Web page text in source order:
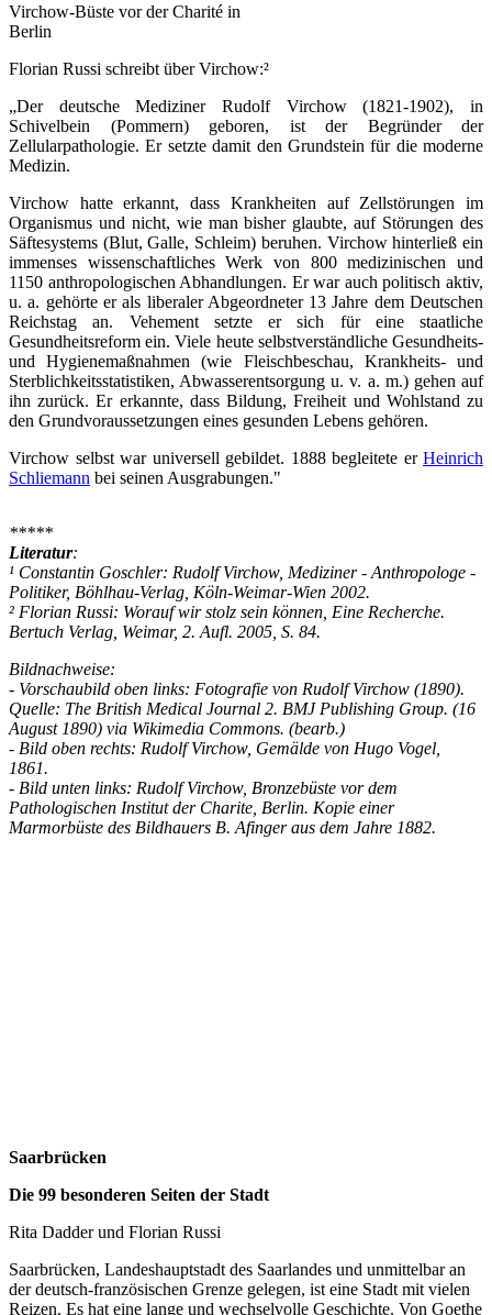
Virchow-Büste vor der Charité in
Berlin
Florian Russi schreibt über Virchow:²
„Der deutsche Mediziner Rudolf Virchow (1821-1902), in
Schivelbein (Pommern) geboren, ist der Begründer der
Zellularpathologie. Er setzte damit den Grundstein für die moderne
Medizin.
Virchow hatte erkannt, dass Krankheiten auf Zellstörungen im
Organismus und nicht, wie man bisher glaubte, auf Störungen des
Säftesystems (Blut, Galle, Schleim) beruhen. Virchow hinterließ ein
immenses wissenschaftliches Werk von 800 medizinischen und
1150 anthropologischen Abhandlungen. Er war auch politisch aktiv,
u. a. gehörte er als liberaler Abgeordneter 13 Jahre dem Deutschen
Reichstag an. Vehement setzte er sich für eine staatliche
Gesundheitsreform ein. Viele heute selbstverständliche Gesundheits-
und Hygienemaßnahmen (wie Fleischbeschau, Krankheits- und
Sterblichkeitsstatistiken, Abwasserentsorgung u. v. a. m.) gehen auf
ihn zurück. Er erkannte, dass Bildung, Freiheit und Wohlstand zu
den Grundvoraussetzungen eines gesunden Lebens gehören.
Virchow selbst war universell gebildet. 1888 begleitete er Heinrich
Schliemann bei seinen Ausgrabungen."
*****
Literatur:
¹ Constantin Goschler: Rudolf Virchow, Mediziner - Anthropologe -
Politiker, Böhlhau-Verlag, Köln-Weimar-Wien 2002.
² Florian Russi: Worauf wir stolz sein können, Eine Recherche.
Bertuch Verlag, Weimar, 2. Aufl. 2005, S. 84.
Bildnachweise:
- Vorschaubild oben links: Fotografie von Rudolf Virchow (1890).
Quelle: The British Medical Journal 2. BMJ Publishing Group. (16
August 1890) via Wikimedia Commons. (bearb.)
- Bild oben rechts: Rudolf Virchow, Gemälde von Hugo Vogel,
1861.
- Bild unten links: Rudolf Virchow, Bronzebüste vor dem
Pathologischen Institut der Charite, Berlin. Kopie einer
Marmorbüste des Bildhauers B. Afinger aus dem Jahre 1882.
Saarbrücken
Die 99 besonderen Seiten der Stadt
Rita Dadder und Florian Russi
Saarbrücken, Landeshauptstadt des Saarlandes und unmittelbar an
der deutsch-französischen Grenze gelegen, ist eine Stadt mit vielen
Reizen. Es hat eine lange und wechselvolle Geschichte. Von Goethe